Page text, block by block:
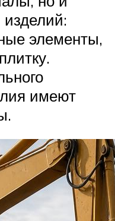
элементы,
имеют